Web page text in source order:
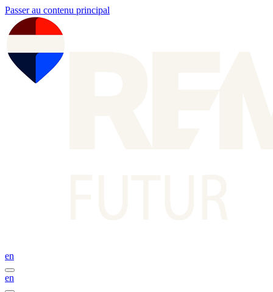
Passer au contenu principal
en
en